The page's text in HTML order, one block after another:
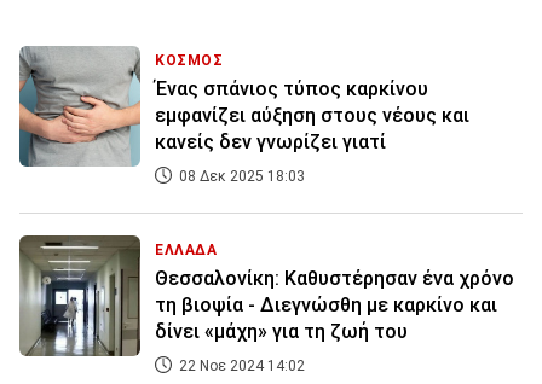
ΚΟΣΜΟΣ
Ένας σπάνιος τύπος καρκίνου
εμφανίζει αύξηση στους νέους και
κανείς δεν γνωρίζει γιατί
08 Δεκ 2025 18:03
ΕΛΛΑΔΑ
Θεσσαλονίκη: Καθυστέρησαν ένα χρόνο
τη βιοψία - Διεγνώσθη με καρκίνο και
δίνει «μάχη» για τη ζωή του
22 Νοε 2024 14:02